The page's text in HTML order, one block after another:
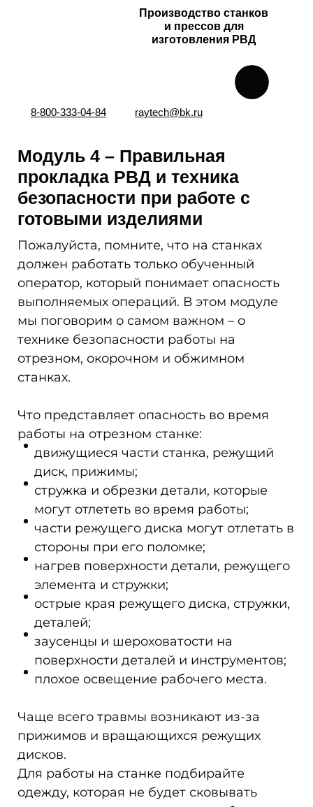
Производство станков
и прессов для
изготовления РВД
8-800-333-04-84 raytech@bk.ru
Модуль 4 – Правильная
прокладка РВД и техника
безопасности при работе с
готовыми изделиями
Пожалуйста, помните, что на станках
должен работать только обученный
оператор, который понимает опасность
выполняемых операций. В этом модуле
мы поговорим о самом важном – о
технике безопасности работы на
отрезном, окорочном и обжимном
станках.
Что представляет опасность во время
работы на отрезном станке:
движущиеся части станка, режущий
диск, прижимы;
стружка и обрезки детали, которые
могут отлететь во время работы;
части режущего диска могут отлетать в
стороны при его поломке;
нагрев поверхности детали, режущего
элемента и стружки;
острые края режущего диска, стружки,
деталей;
заусенцы и шероховатости на
поверхности деталей и инструментов;
плохое освещение рабочего места.
Чаще всего травмы возникают из-за
прижимов и вращающихся режущих
дисков.
Для работы на станке подбирайте
одежду, которая не будет сковывать